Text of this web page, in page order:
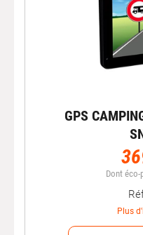
GPS
Dont
Plus